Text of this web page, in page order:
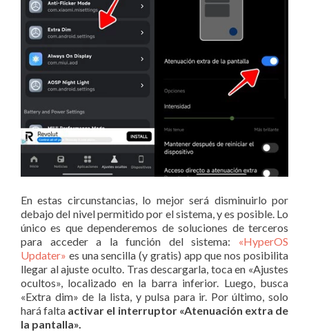
En estas circunstancias, lo mejor será disminuirlo por
debajo del nivel permitido por el sistema, y es posible. Lo
único es que dependeremos de soluciones de terceros
para acceder a la función del sistema: «HyperOS
Updater» es una sencilla (y gratis) app que nos posibilita
llegar al ajuste oculto. Tras descargarla, toca en «Ajustes
ocultos», localizado en la barra inferior. Luego, busca
«Extra dim» de la lista, y pulsa para ir. Por último, solo
hará falta activar el interruptor «Atenuación extra de
la pantalla».